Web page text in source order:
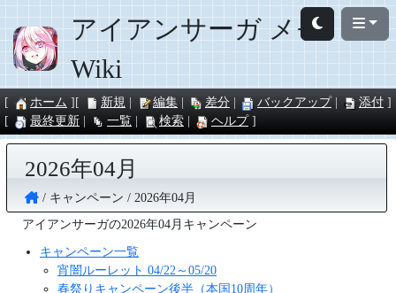
アイアンサーガ メモ
Wiki
ホーム 新規 編集 差分 バックアップ
添付
最終更新
一覧 検索 ヘルプ
2026年04月
キャンペーン
2026年04月
アイアンサーガの2026年04月キャンペーン
キャンペーン一覧
宵闇ルーレット 04/22～05/20
春祭りキャンペーン後半（本国10周年）